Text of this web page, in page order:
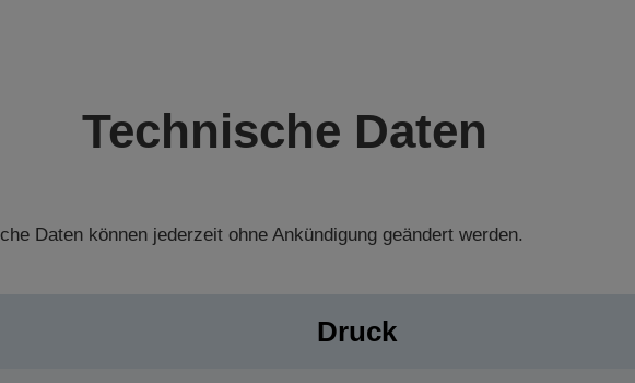
Technische Daten
Daten können jederzeit ohne Ankündigung geändert werden.
Druck